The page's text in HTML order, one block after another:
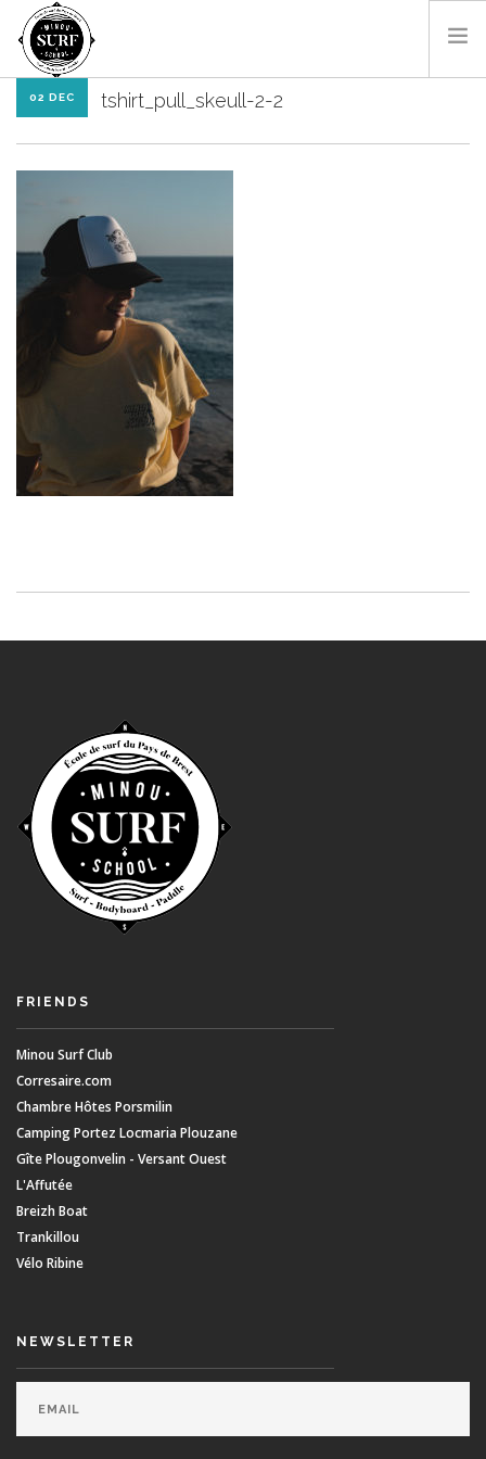
THE SCHOOL
CONTACT
EN
02 DEC tshirt_pull_skeull-2-2
FRIENDS
Minou Surf Club
Corresaire.com
Chambre Hôtes Porsmilin
Camping Portez Locmaria Plouzane
Gîte Plougonvelin - Versant Ouest
L'Affutée
Breizh Boat
Trankillou
Vélo Ribine
NEWSLETTER